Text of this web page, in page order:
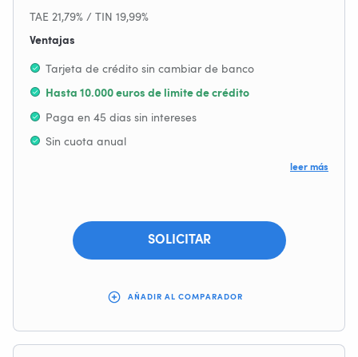
TAE 21,79% / TIN 19,99%
Ventajas
leer más
Tarjeta de crédito sin cambiar de banco
Hasta 10.000 euros de limite de crédito
Paga en 45 dias sin intereses
Sin cuota anual
SOLICITAR
AÑADIR AL COMPARADOR